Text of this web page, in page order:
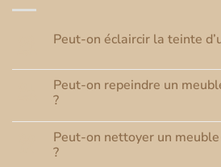
Peut-on éclaircir la teinte
commentaire
Peut-
on
éclaircir
d’un
meuble
en
Peut-on repeindre un
?
sur
Peut-
on
Peut-on nettoyer un
?